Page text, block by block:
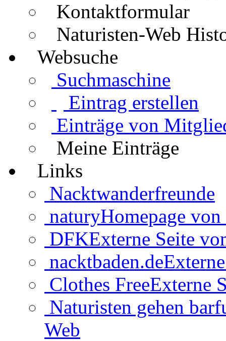
Kontaktformular
Naturisten-Web
Websuche
Suchmaschine
Eintrag erstellen
Einträge von
Meine Einträge
Links
Nacktwanderfreunde
naturyHomepage
DFKExterne Seite
nacktbaden.de
Clothes FreeExterne
Naturisten gehen
Web